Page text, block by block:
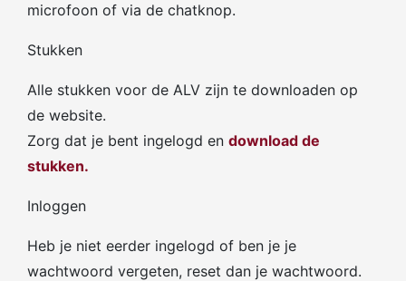
microfoon of via de chatknop.
Stukken
Alle stukken voor de ALV zijn te downloaden op
de website.
Zorg dat je bent ingelogd en download de
stukken.
Inloggen
Heb je niet eerder ingelogd of ben je je
wachtwoord vergeten, reset dan je wachtwoord.